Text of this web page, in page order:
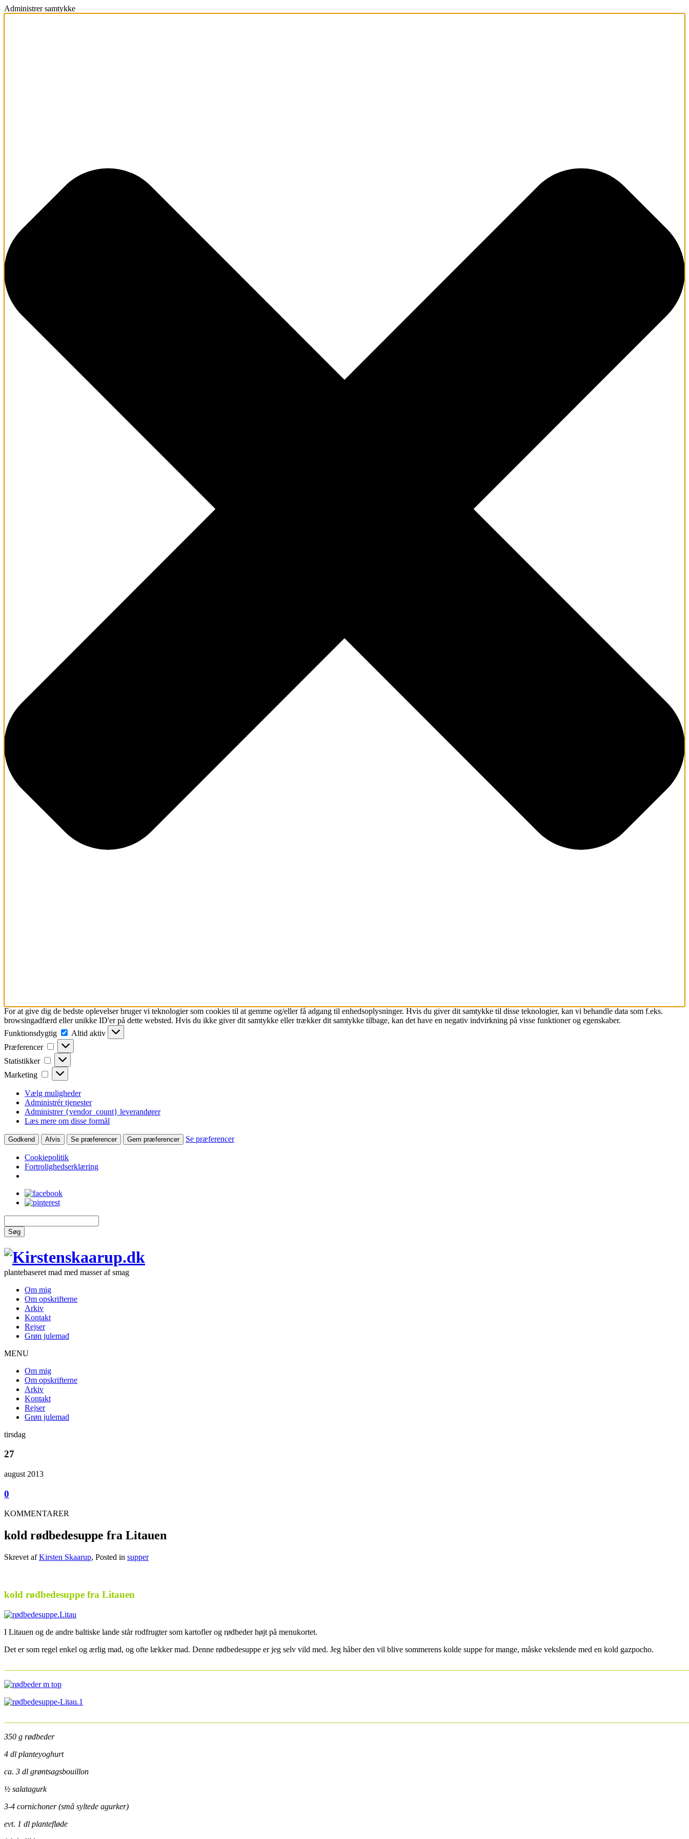
Administrer samtykke
For at give dig de bedste oplevelser bruger vi teknologier som cookies til at gemme og/eller få adgang til enhedsoplysninger. Hvis du giver dit samtykke til disse teknologier, kan vi behandle data som f.eks.
browsingadfærd eller unikke ID'er på dette websted. Hvis du ikke giver dit samtykke eller trækker dit samtykke tilbage, kan det have en negativ indvirkning på visse funktioner og egenskaber.
Funktionsdygtig
Funktionsdygtig
Altid aktiv
Præferencer
Præferencer
Statistikker Statistikker
Marketing Marketing
Vælg muligheder
Administrér tjenester
Administrer {vendor_count} leverandører
Læs mere om disse formål
Godkend Afvis Se præferencer Gem præferencer Se præferencer
Cookiepolitik
Fortrolighedserklæring
Søg
plantebaseret mad med masser af smag
Om mig
Om opskrifterne
Arkiv
Kontakt
Rejser
Grøn julemad
MENU
Om mig
Om opskrifterne
Arkiv
Kontakt
Rejser
Grøn julemad
tirsdag
27
august 2013
0
KOMMENTARER
kold rødbedesuppe fra Litauen
Skrevet afKirsten Skaarup, Posted in supper
kold rødbedesuppe fra Litauen
I Litauen og de andre baltiske lande står rodfrugter som kartofler og rødbeder højt på menukortet.
Det er som regel enkel og ærlig mad, og ofte lækker mad. Denne rødbedesuppe er jeg selv vild med. Jeg håber den vil blive sommerens kolde suppe for mange, måske vekslende med en kold gazpocho.
350 g rødbeder
4 dl planteyoghurt
ca. 3 dl grøntsagsbouillon
½ salatagurk
3-4 cornichoner (små syltede agurker)
evt. 1 dl plantefløde